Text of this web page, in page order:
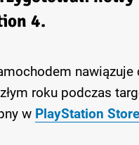
4.
nawiązuje
roku podczas
w PlayStation Store